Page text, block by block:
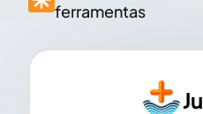
ferramentas